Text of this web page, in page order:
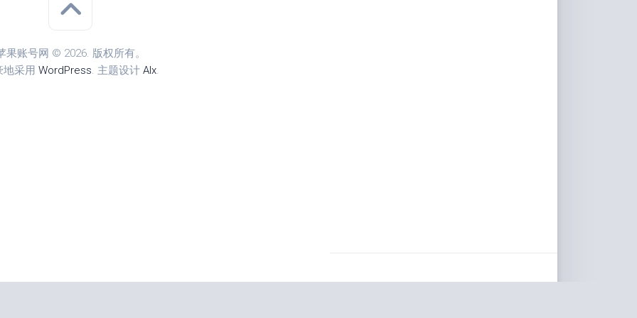
果账号网 © 2026. 版权所有。
地采用 WordPress. 主题设计 Alx.